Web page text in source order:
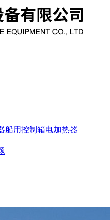
船用控制箱电加热器